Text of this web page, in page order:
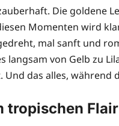
Die goldene
Momenten wird
mal sanft und
langsam von Gelb zu
Und das alles,
tropischen